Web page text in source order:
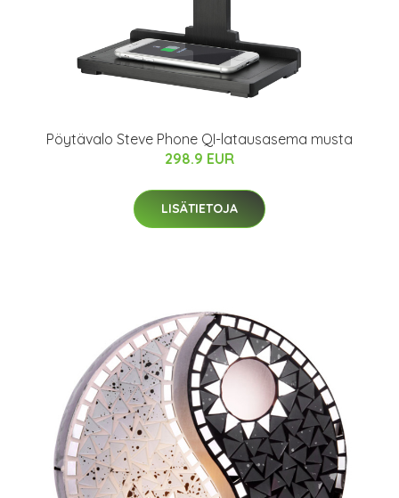
Pöytävalo Steve Phone QI-latausasema musta
298.9 EUR
LISÄTIETOJA